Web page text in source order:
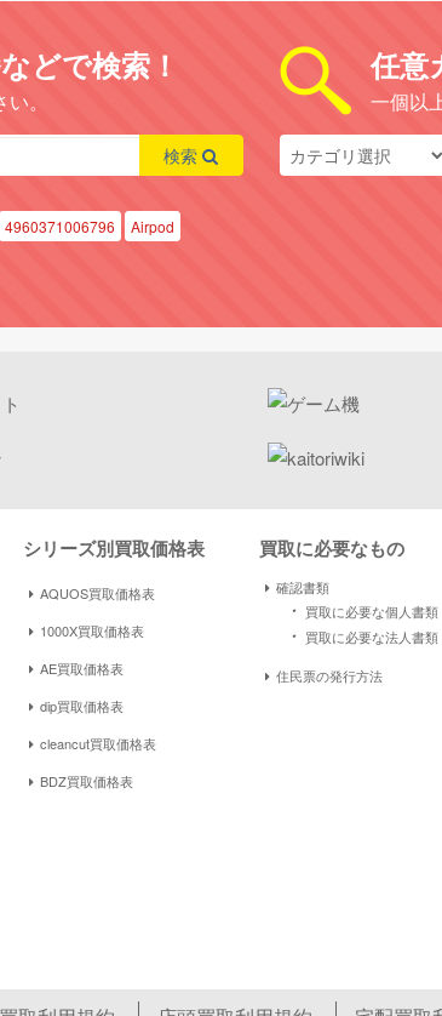
どで検索！
。
検索
4960371006796
Airpod
任意
一個以
シリーズ別買取価格表
AQUOS買取価格表
1000X買取価格表
AE買取価格表
dip買取価格表
cleancut買取価格表
BDZ買取価格表
買取に必要なもの
確認書類
・ 買取に必要な個人書類
・ 買取に必要な法人書類
住民票の発行方法